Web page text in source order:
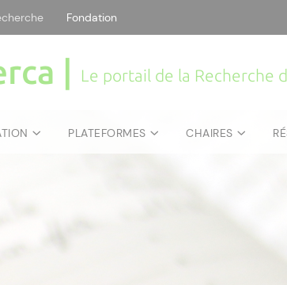
Fondation
| Le portail de la Recherche
PLATEFORMES CHAIRES